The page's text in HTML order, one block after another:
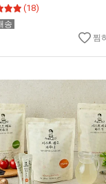
(18)
송
찜